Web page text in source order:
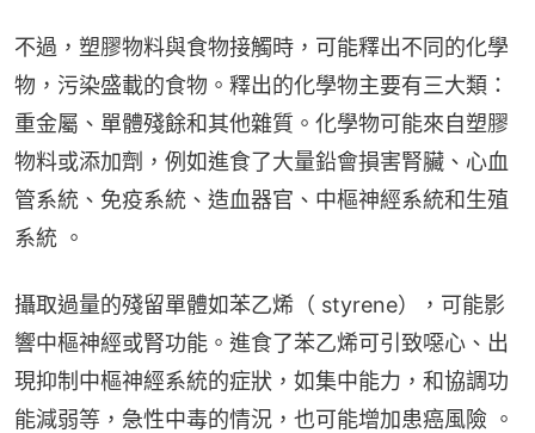
不過，塑膠物料與食物接觸時，可能釋出不同的化學
物，污染盛載的食物。釋出的化學物主要有三大類：
重金屬、單體殘餘和其他雜質。化學物可能來自塑膠
物料或添加劑，例如進食了大量鉛會損害腎臟、心血
管系統、免疫系統、造血器官、中樞神經系統和生殖
系統 。
攝取過量的殘留單體如苯乙烯（ styrene），可能影
響中樞神經或腎功能。進食了苯乙烯可引致噁心、出
現抑制中樞神經系統的症狀，如集中能力，和協調功
能減弱等，急性中毒的情況，也可能增加患癌風險 。